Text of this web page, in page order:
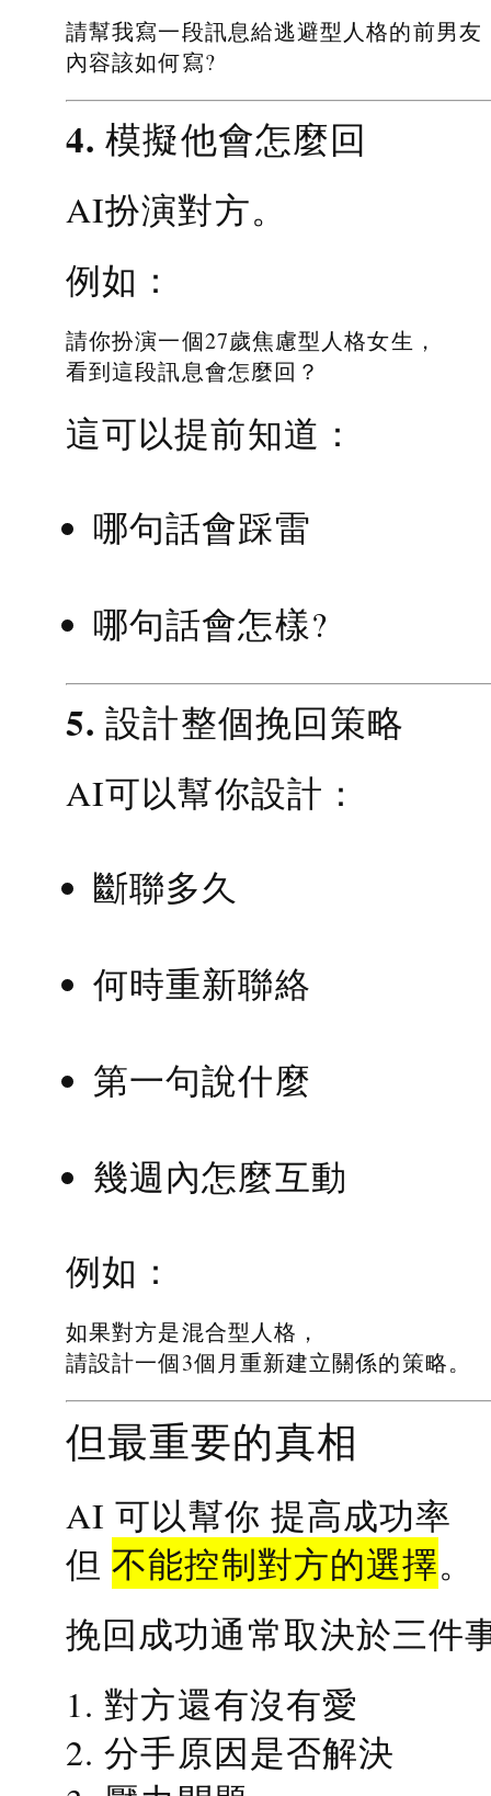
請幫我寫一段訊息給逃避型人格的前男友
內容該如何寫?
4. 模擬他會怎麼回
AI扮演對方。
例如：
請你扮演一個27歲焦慮型人格女生，
看到這段訊息會怎麼回？
這可以提前知道：
哪句話會踩雷
哪句話會怎樣?
5. 設計整個挽回策略
AI可以幫你設計：
斷聯多久
何時重新聯絡
第一句說什麼
幾週內怎麼互動
例如：
如果對方是混合型人格，
請設計一個3個月重新建立關係的策略。
但最重要的真相
AI 可以幫你 提高成功率
但不能控制對方的選擇。
挽回成功通常取決於三件
1. 對方還有沒有愛
2. 分手原因是否解決